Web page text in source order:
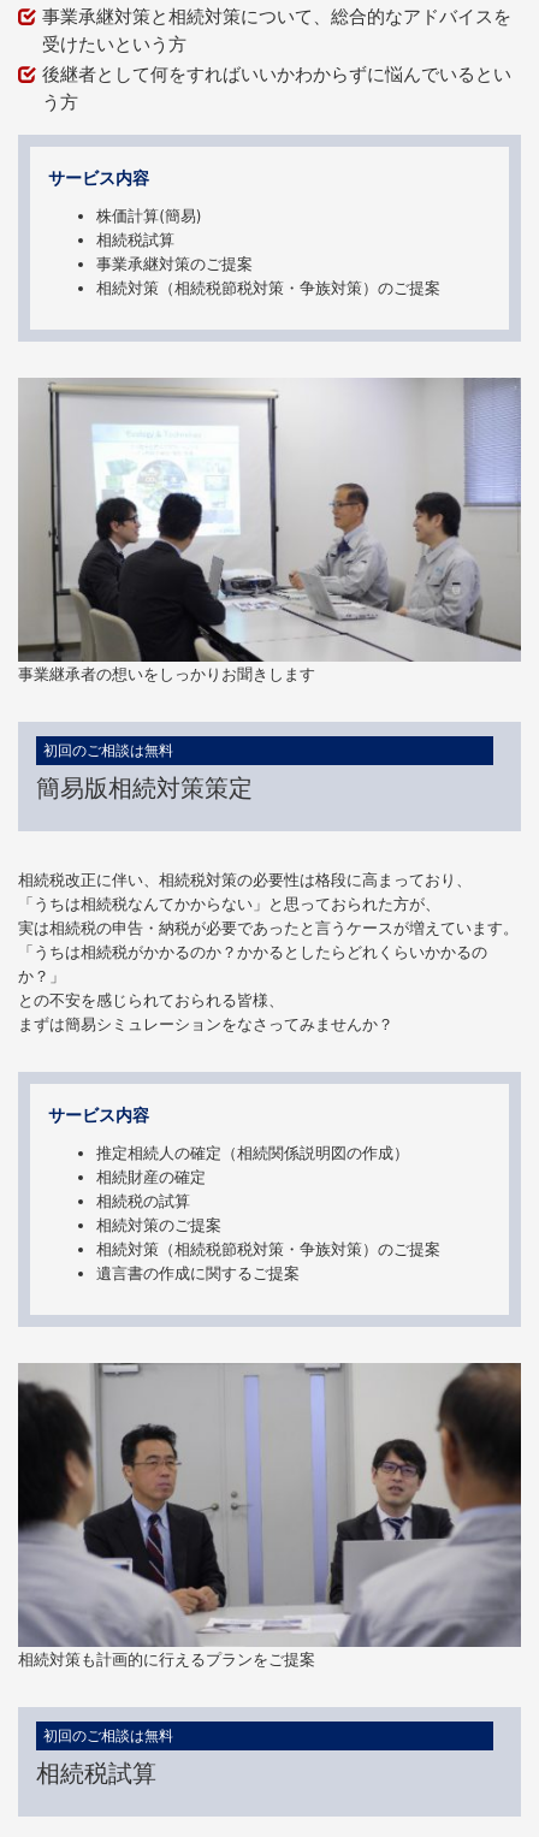
事業承継対策と相続対策について、総合的なアドバイスを
受けたいという方
後継者として何をすればいいかわからずに悩んでいるとい
う方
サービス内容
株価計算(簡易)
相続税試算
事業承継対策のご提案
相続対策（相続税節税対策・争族対策）のご提案
事業継承者の想いをしっかりお聞きします
初回のご相談は無料
簡易版相続対策策定
相続税改正に伴い、相続税対策の必要性は格段に高まっており、
「うちは相続税なんてかからない」と思っておられた方が、
実は相続税の申告・納税が必要であったと言うケースが増えています。
「うちは相続税がかかるのか？かかるとしたらどれくらいかかるの
か？」
との不安を感じられておられる皆様、
まずは簡易シミュレーションをなさってみませんか？
サービス内容
推定相続人の確定（相続関係説明図の作成）
相続財産の確定
相続税の試算
相続対策のご提案
相続対策（相続税節税対策・争族対策）のご提案
遺言書の作成に関するご提案
相続対策も計画的に行えるプランをご提案
初回のご相談は無料
相続税試算